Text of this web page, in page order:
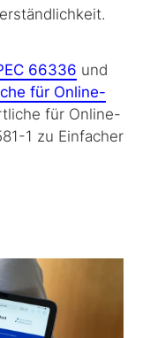
66336 und
für Online-
für Online-
1 zu Einfacher